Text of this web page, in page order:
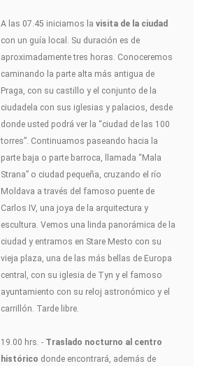
A las 07.45 iniciamos la visita de la ciudad
con un guía local. Su duración es de
aproximadamente tres horas. Conoceremos
caminando la parte alta más antigua de
Praga, con su castillo y el conjunto de la
ciudadela con sus iglesias y palacios, desde
donde usted podrá ver la “ciudad de las 100
torres”. Continuamos paseando hacia la
parte baja o parte barroca, llamada “Mala
Strana” o ciudad pequeña, cruzando el río
Moldava a través del famoso puente de
Carlos IV, una joya de la arquitectura y
escultura. Vemos una linda panorámica de la
ciudad y entramos en Stare Mesto con su
vieja plaza, una de las más bellas de Europa
central, con su iglesia de Tyn y el famoso
ayuntamiento con su reloj astronómico y el
carrillón. Tarde libre.
19.00 hrs. - Traslado nocturno al centro
histórico donde encontrará, además de